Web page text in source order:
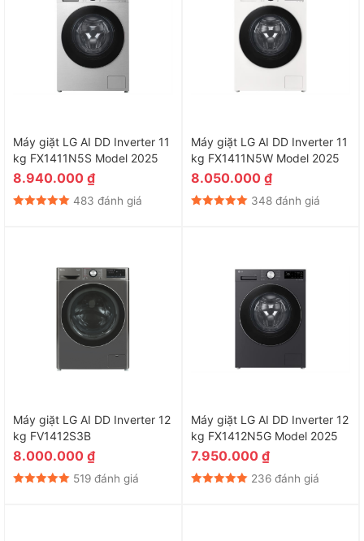
Máy giặt LG AI DD Inverter 11
kg FX1411N5S Model 2025
8.940.000 ₫
483 đánh giá
Máy giặt LG AI DD Inverter 11
kg FX1411N5W Model 2025
8.050.000 ₫
348 đánh giá
Máy giặt LG AI DD Inverter 12
kg FV1412S3B
8.000.000 ₫
519 đánh giá
Máy giặt LG AI DD Inverter 12
kg FX1412N5G Model 2025
7.950.000 ₫
236 đánh giá